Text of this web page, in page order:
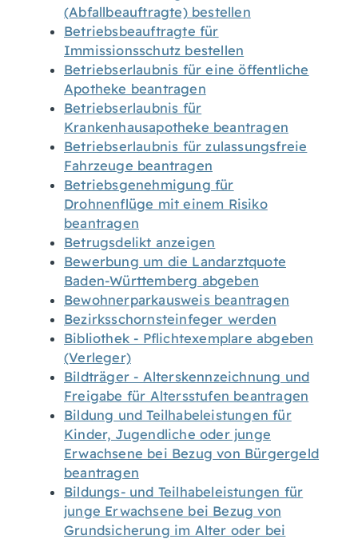
(Abfallbeauftragte) bestellen
Betriebsbeauftragte für
Immissionsschutz bestellen
Betriebserlaubnis für eine öffentliche
Apotheke beantragen
Betriebserlaubnis für
Krankenhausapotheke beantragen
Betriebserlaubnis für zulassungsfreie
Fahrzeuge beantragen
Betriebsgenehmigung für
Drohnenflüge mit einem Risiko
beantragen
Betrugsdelikt anzeigen
Bewerbung um die Landarztquote
Baden-Württemberg abgeben
Bewohnerparkausweis beantragen
Bezirksschornsteinfeger werden
Bibliothek - Pflichtexemplare abgeben
(Verleger)
Bildträger - Alterskennzeichnung und
Freigabe für Altersstufen beantragen
Bildung und Teilhabeleistungen für
Kinder, Jugendliche oder junge
Erwachsene bei Bezug von Bürgergeld
beantragen
Bildungs- und Teilhabeleistungen für
junge Erwachsene bei Bezug von
Grundsicherung im Alter oder bei